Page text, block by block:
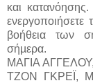
και
ενεργοποιήσετε
βοήθεια των
σήµερα.
ΜΑΓΙΑ
ΤΖΟΝ ΓΚΡΕΪ,